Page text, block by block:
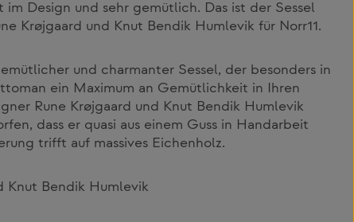
Design und sehr gemütlich. Das ist der Sessel
Krøjgaard und Knut Bendik Humlevik für Norr11.
und charmanter Sessel, der besonders in
ein Maximum an Gemütlichkeit in Ihren
Rune Krøjgaard und Knut Bendik Humlevik
dass er quasi aus einem Guss in Handarbeit
trifft auf massives Eichenholz.
Knut Bendik Humlevik